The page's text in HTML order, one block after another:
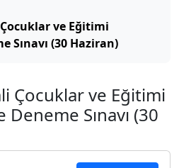
ve Eğitimi
Sınavı (30 Haziran)
Çocuklar ve Eğitimi
Sınavı (30